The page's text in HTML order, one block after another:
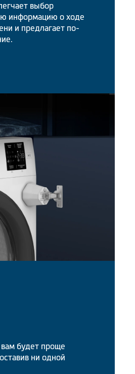
выбор
информацию о ходе
и предлагает по-
будет проще
ни одной